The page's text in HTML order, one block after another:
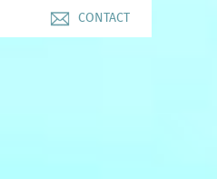
CONTACT